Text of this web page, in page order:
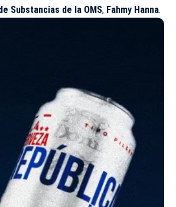
Substancias de la OMS, Fahmy Hanna.